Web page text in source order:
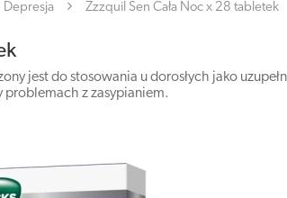
Depresja Zzzquil Sen Cała Noc x 28 tabletek
jest do stosowania u dorosłych jako
problemach z zasypianiem.